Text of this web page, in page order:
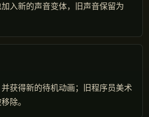
入新的声音变体，旧声音保留为
获得新的待机动画；旧程序员美术
除。